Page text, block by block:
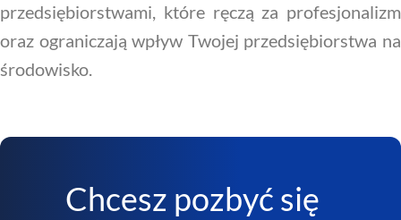
przedsiębiorstwami, które ręczą za profesjonalizm
oraz ograniczają wpływ Twojej przedsiębiorstwa na
środowisko.
Chcesz pozbyć się